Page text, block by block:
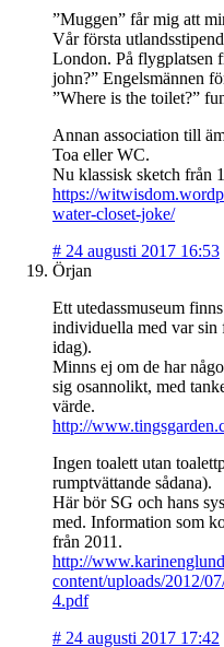
”Muggen” får mig att
Vår första
London. På flygplatsen
john?” Engelsmännen
”Where is the toilet?”
Annan association till
Toa eller WC.
Nu klassisk sketch från
https://
water-closet-joke/
# 24 augusti 2017 16:53
Örjan
Ett utedassmuseum
individuella med var sin
idag).
Minns ej om de har
sig osannolikt, med
värde.
http://
Ingen toalett utan
rumptvättande sådana).
Här bör SG och hans
med. Information som
från 2011.
http://
content/uploads/2012/
4.pdf
# 24 augusti 2017 17:42